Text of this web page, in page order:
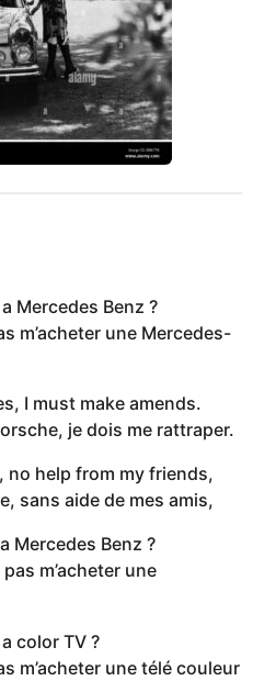
Mercedes Benz ?
m’acheter une Mercedes-
I must make amends.
je dois me rattraper.
no help from my friends,
sans aide de mes amis,
Mercedes Benz ?
m’acheter une
color TV ?
m’acheter une télé couleur